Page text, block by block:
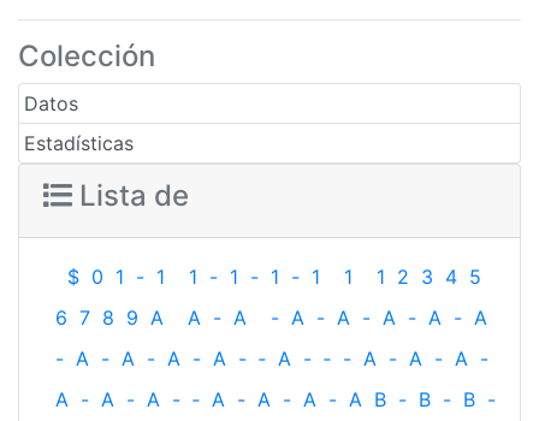
Colección
Datos
Estadísticas
Lista de
$ 0 1 - 1 1 - 1 - 1 - 1 1 1 2 3 4 5
6 7 8 9 A A - A - A - A - A - A - A
- A - A - A - A - ‐ A - ‐ - A - A - A -
A - A - A - ‐ A - A - A - A B - B - B -